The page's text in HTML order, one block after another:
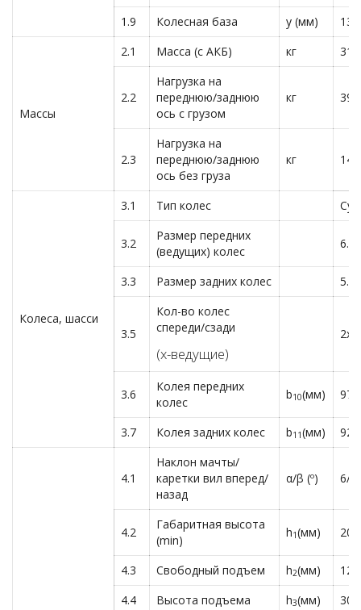
1.9 Колесная база y (мм)
Массы
2.1 Масса (с АКБ) кг
2.2
Нагрузка на
переднюю/заднюю
ось с грузом
кг
2.3
Нагрузка на
переднюю/заднюю
ось без груза
кг
Колеса, шасси
3.1 Тип колес
3.2
Размер передних
(ведущих) колес
3.3 Размер задних колес
3.5
Кол-во колес
спереди/сзади
(х-ведущие)
2x/
3.6
Колея передних
колес
b10(мм) 970
3.7 Колея задних колес b11(мм) 920
4.1
Наклон мачты/
каретки вил вперед/
назад
α/β (º) 6/
4.2
Габаритная высота
(min)
h1(мм)
4.3 Свободный подъем h2(мм)
129
4.4
Высота подъема h3(мм)